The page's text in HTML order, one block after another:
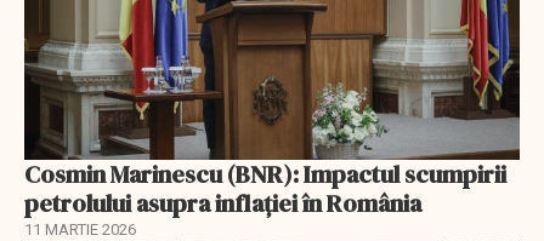
Cosmin Marinescu (BNR): Impactul scumpirii
petrolului asupra inflaţiei în România
11 MARTIE 2026